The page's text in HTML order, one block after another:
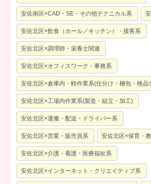
安佐南区×CAD・SE・その他テクニカル系
安佐北区×飲食（ホール／キッチン）・接客系
安佐北区×調理師・栄養士関連
安佐北区×オフィスワーク・事務系
安佐北区×倉庫内・軽作業系(仕分け・梱包・検品
安佐北区×工場内作業系(製造・組立・加工)
安佐北区×運搬・配送・ドライバー系
安佐北区×営業・販売員系 安佐北区×保育・
安佐北区×介護・看護・医療福祉系
安佐北区×インターネット・クリエイティブ系